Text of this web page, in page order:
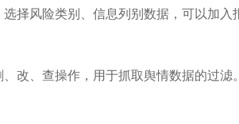
择风险类别、信息列别数据，可以加
、改、查操作，用于抓取舆情数据的过滤